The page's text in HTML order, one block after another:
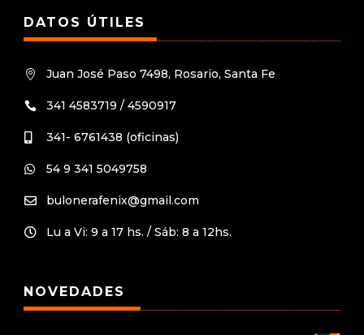
DATOS ÚTILES
 Juan José Paso 7498, Rosario, Santa Fe
 341 4583719 / 4590917
 341- 6761438 (oficinas)
 54 9 341 5049758
 bulonerafenix@gmail.com
 Lu a Vi: 9 a 17 hs. / Sáb: 8 a 12hs.
NOVEDADES